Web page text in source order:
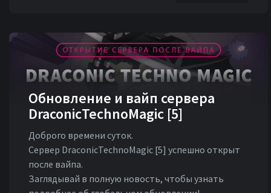
Обновление и вайп сервера
DraconicTechnoMagic [5]
Доброго времени суток.
Сервер DraconicTechnoMagic [5] успешно открыт
после вайпа.
Заглядывай в полную новость, чтобы узнать